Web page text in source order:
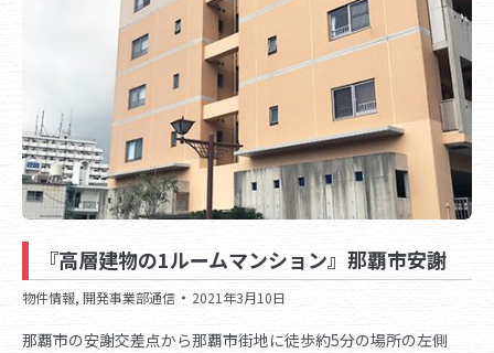
『高層建物の1ルームマンション』那覇市安謝
物件情報, 開発事業部通信 2021年3月10日
那覇市の安謝交差点から那覇市街地に徒歩約5分の場所の左側